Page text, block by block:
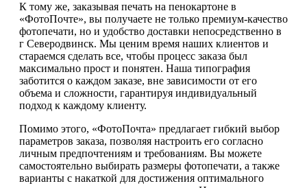
К тому же, заказывая печать на пенокартоне в
«ФотоПочте», вы получаете не только премиум-качество
фотопечати, но и удобство доставки непосредственно в
г Северодвинск. Мы ценим время наших клиентов и
стараемся сделать все, чтобы процесс заказа был
максимально прост и понятен. Наша типография
заботится о каждом заказе, вне зависимости от его
объема и сложности, гарантируя индивидуальный
подход к каждому клиенту.
Помимо этого, «ФотоПочта» предлагает гибкий выбор
параметров заказа, позволяя настроить его согласно
личным предпочтениям и требованиям. Вы можете
самостоятельно выбирать размеры фотопечати, а также
варианты с накаткой для достижения оптимального